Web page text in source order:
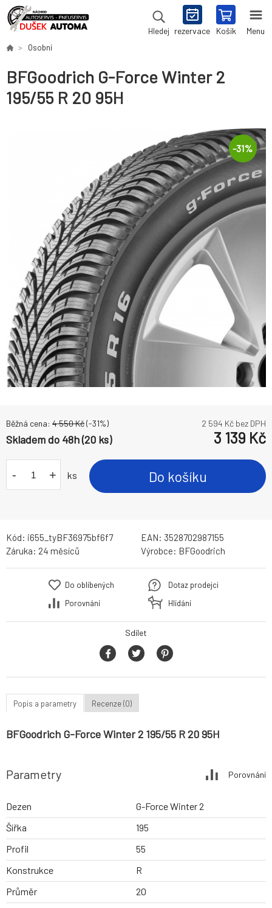
Hledej rezervace Košík Menu
Osobní
BFGoodrich G-Force Winter 2
195/55 R 20 95H
-31%
Běžná cena: 4 550Kč(-31%) 2 594 Kč bez DPH
Skladem do 48h (20 ks) 3 139 Kč
- + ks Do košíku
Kód: i655_tyBF36975bf6f7 EAN: 3528702987155
Záruka: 24 měsíců Výrobce: BFGoodrich
Do oblíbených
Porovnání
Dotaz prodejci
Hlídání
Sdílet
Popis a parametry Recenze (0)
BFGoodrich G-Force Winter 2 195/55 R 20 95H
Parametry Porovnání
Dezen
G-Force Winter 2
Šířka
195
Profil
55
Konstrukce
R
Průměr
20